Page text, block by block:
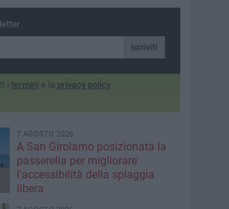
Iscriviti
i termini e la privacy policy
7 AGOSTO 2026
A San Girolamo posizionata la
passerella per migliorare
l'accessibilità della spiaggia
libera